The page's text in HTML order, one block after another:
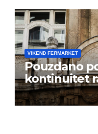
VIKEND FERMARKET
Pouzdano
kontinuitet